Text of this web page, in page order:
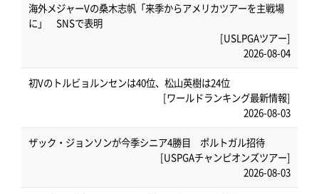
海外メジャーVの桑木志帆「来季からアメリカツアーを主戦場
に」 SNSで表明
[USLPGAツアー]
2026-08-04
初Vのトルビョルンセンは40位、松山英樹は24位
[ワールドランキング最新情報]
2026-08-03
ザック・ジョンソンが今季シニア4勝目 ポルトガル招待
[USPGAチャンピオンズツアー]
2026-08-03